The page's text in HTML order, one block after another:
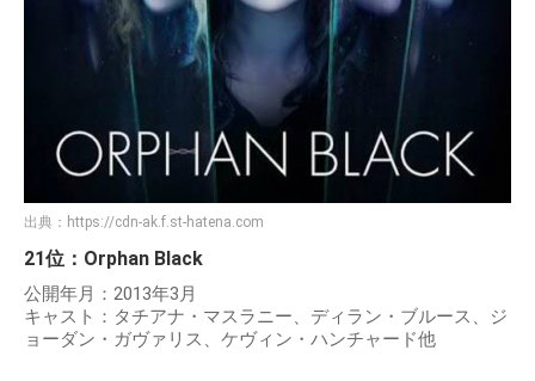
出典： https://cdn-ak.f.st-hatena.com
21位：Orphan Black
公開年月：2013年3月
キャスト：タチアナ・マスラニー、ディラン・ブルース、ジ
ョーダン・ガヴァリス、ケヴィン・ハンチャード他